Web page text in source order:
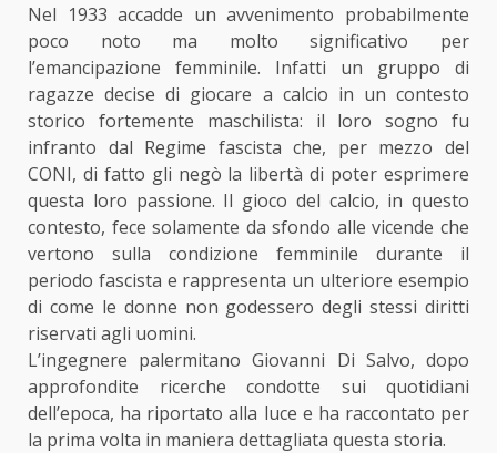
Nel 1933 accadde un avvenimento probabilmente
poco noto ma molto significativo per
l’emancipazione femminile. Infatti un gruppo di
ragazze decise di giocare a calcio in un contesto
storico fortemente maschilista: il loro sogno fu
infranto dal Regime fascista che, per mezzo del
CONI, di fatto gli negò la libertà di poter esprimere
questa loro passione. Il gioco del calcio, in questo
contesto, fece solamente da sfondo alle vicende che
vertono sulla condizione femminile durante il
periodo fascista e rappresenta un ulteriore esempio
di come le donne non godessero degli stessi diritti
riservati agli uomini.
L’ingegnere palermitano Giovanni Di Salvo, dopo
approfondite ricerche condotte sui quotidiani
dell’epoca, ha riportato alla luce e ha raccontato per
la prima volta in maniera dettagliata questa storia.